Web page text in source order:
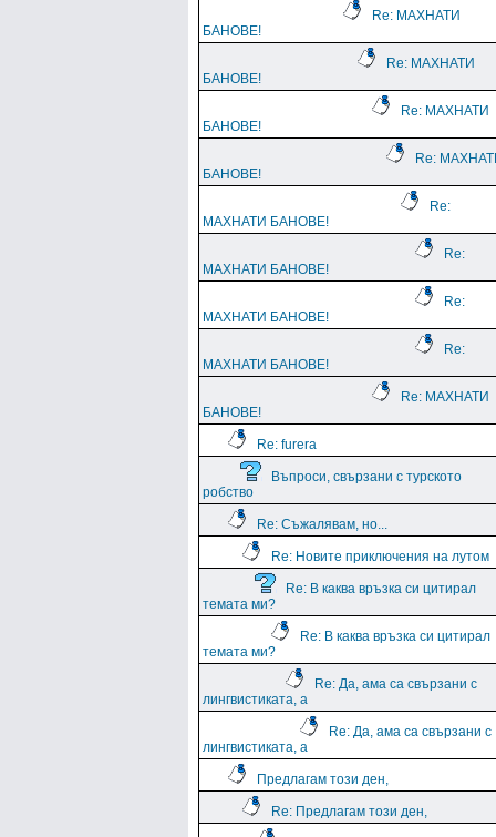
Re: МАХНАТИ
БАНОВЕ!
Re: МАХНАТИ
БАНОВЕ!
Re: МАХНАТИ
БАНОВЕ!
Re:
БАНОВЕ!
Re:
МАХНАТИ БАНОВЕ!
Re:
МАХНАТИ БАНОВЕ!
Re:
МАХНАТИ БАНОВЕ!
Re:
МАХНАТИ БАНОВЕ!
Re: МАХНАТИ
БАНОВЕ!
Re: furera
Въпроси, свързани с турското
робство
Re: Съжалявам, но...
Re: Новите приключения на лутом
Re: В каква връзка си цитирал
темата ми?
Re: В каква връзка си цитирал
темата ми?
Re: Да, ама са свързани с
лингвистиката, а
Re: Да, ама са свързани с
лингвистиката, а
Предлагам този ден,
Re: Предлагам този ден,